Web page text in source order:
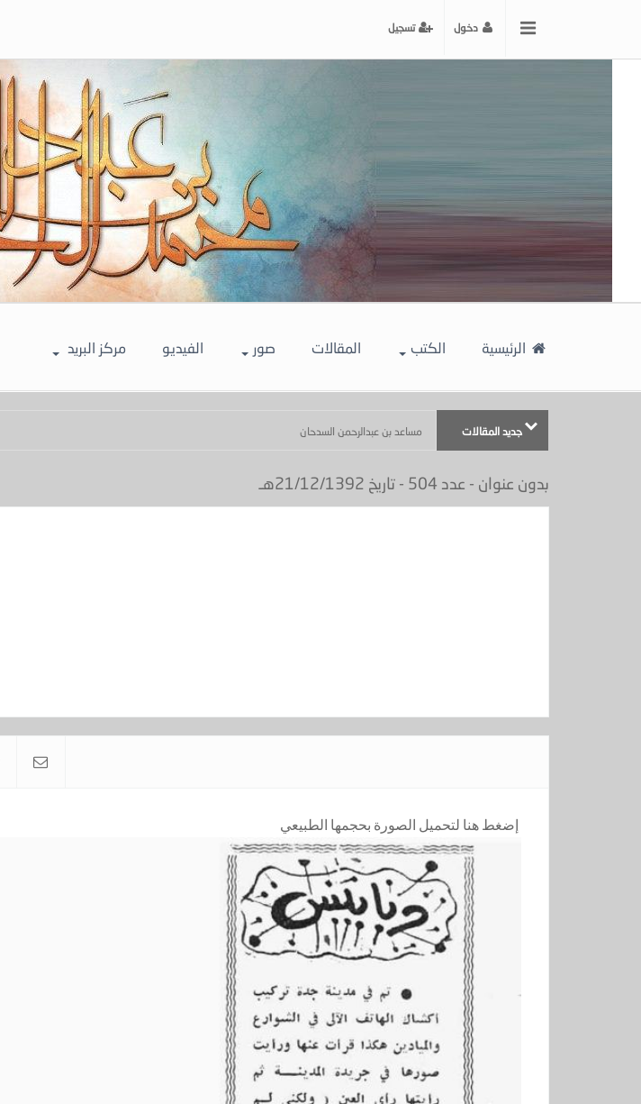
دخول تسجيل
الرئيسية الكتب المقالات صور الفيديو مركز البريد
جديد المقالات مساعد بن عبدالرحمن السدحان
أكثر من موضوع - (بعنوان : ماذا في يوم الجمعة ) - الجزيرة عدد 15164 - تاريخ 05/06/1435هـ
بدون عنوان - عدد 504 - تاريخ 21/12/1392هـ
إضغط هنا لتحميل الصورة بحجمها الطبيعي